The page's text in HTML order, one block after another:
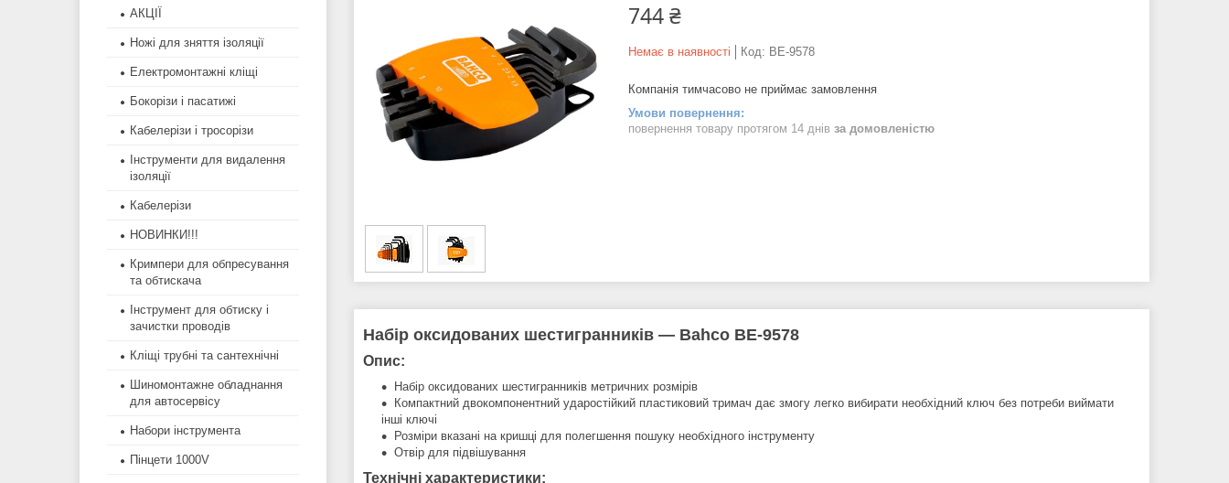
744 ₴
Немає в наявності Код: BE-9578
Компанія тимчасово не приймає замовлення
повернення товару протягом 14 днів за домовленістю
Набір оксидованих шестигранників — Bahco BE-9578
Опис:
Набір оксидованих шестигранників метричних розмірів
Компактний двокомпонентний ударостійкий пластиковий тримач дає змогу легко вибирати необхідний ключ без потреби виймати
інші ключі
Розміри вказані на кришці для полегшення пошуку необхідного інструменту
Отвір для підвішування
Технічні характеристики:
АКЦІЇ
Ножі для зняття ізоляції
Електромонтажні кліщі
Бокорізи і пасатижі
Кабелерізи і тросорізи
Інструменти для видалення
ізоляції
Кабелерізи
НОВИНКИ!!!
Кримпери для обпресування
та обтискача
Інструмент для обтиску і
зачистки проводів
Кліщі трубні та сантехнічні
Шиномонтажне обладнання
для автосервісу
Набори інструмента
Пінцети 1000V